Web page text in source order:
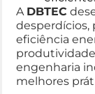
A DBTEC
desperdícios,
eficiência
engenharia
melhores